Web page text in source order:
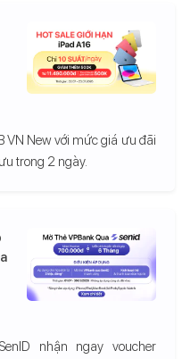
VN New với mức giá ưu đãi
trong 2 ngày.
nhận ngay voucher